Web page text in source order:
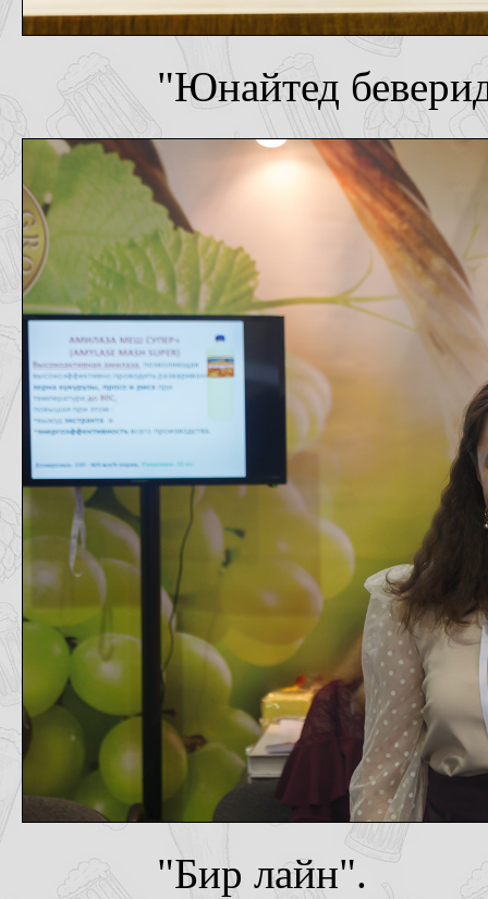
"Юнайтед
"Бир лайн".